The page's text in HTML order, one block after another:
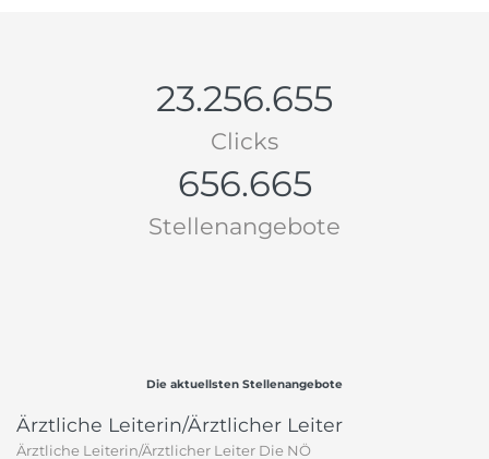
23.256.655
Clicks
656.665
Stellenangebote
Die aktuellsten Stellenangebote
Ärztliche Leiterin/Ärztlicher Leiter
Ärztliche Leiterin/Ärztlicher Leiter Die NÖ